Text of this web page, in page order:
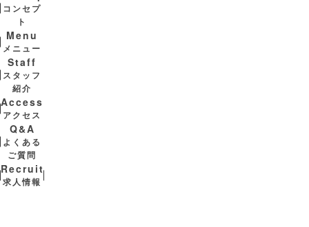
コンセプ
ト
Menu
メニュー
Staff
スタッフ
紹介
Access
アクセス
Q&A
よくある
ご質問
Recruit
求人情報